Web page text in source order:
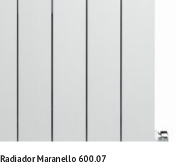
Radiador Maranello 600.07